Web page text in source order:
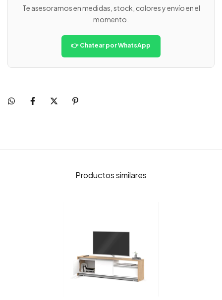
Te asesoramos en medidas, stock, colores y envío en el
momento.
👉 Chatear por WhatsApp
Productos similares